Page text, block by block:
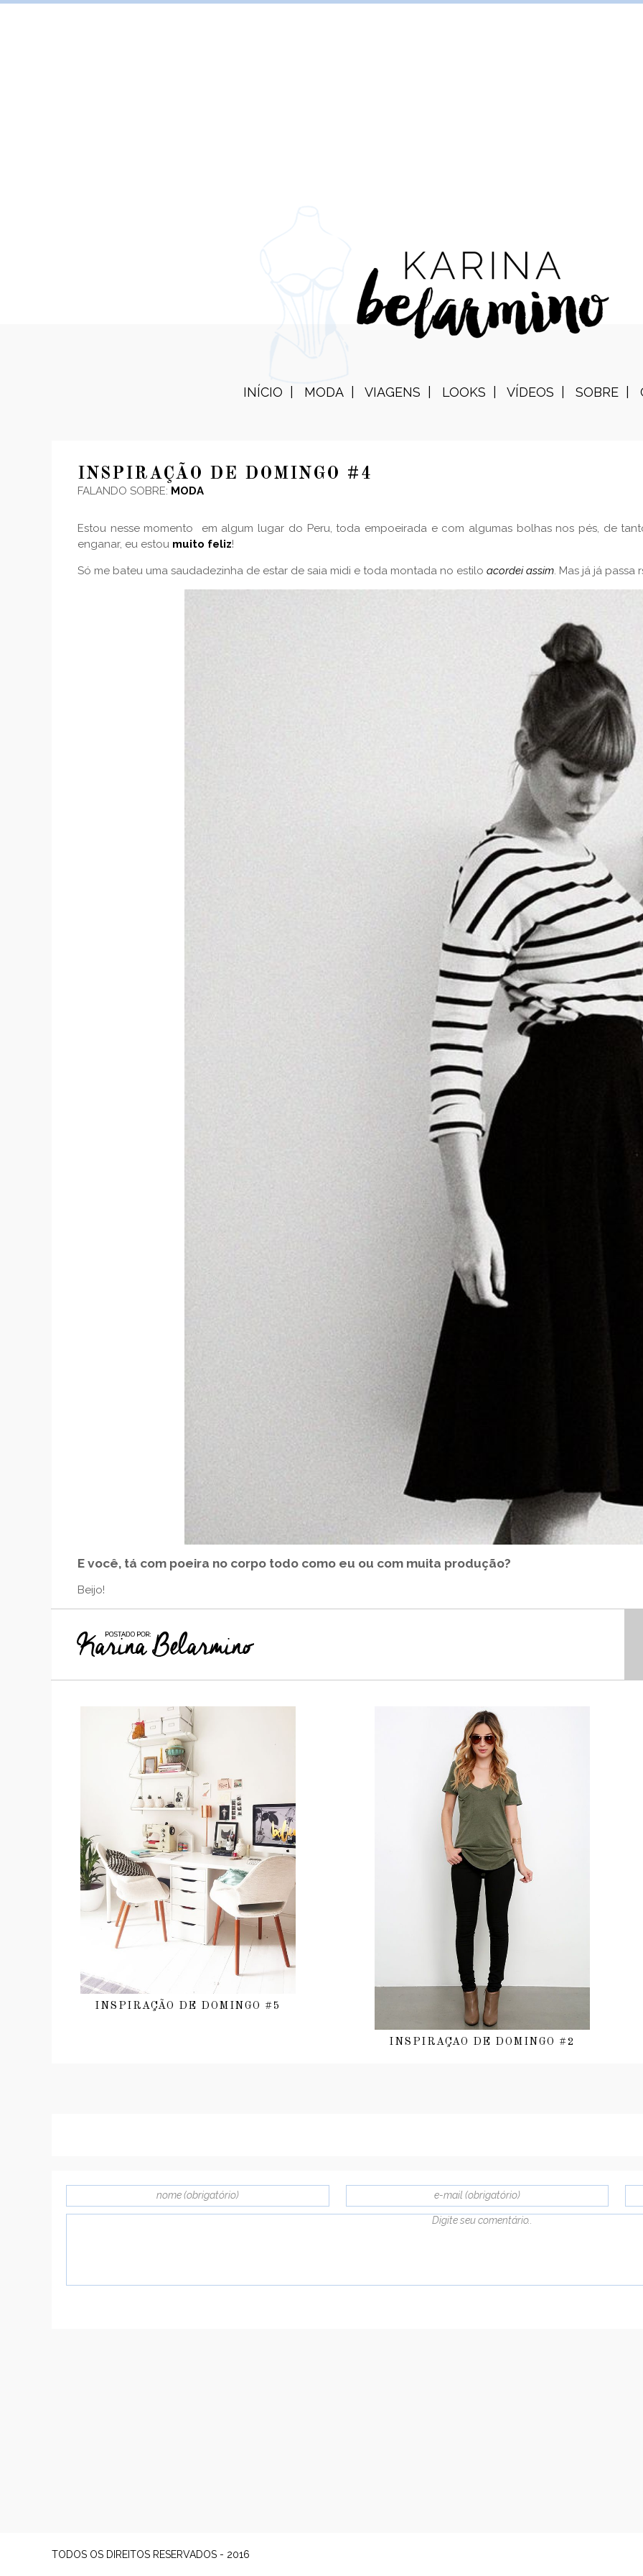
INÍCIO MODA VIAGENS LOOKS VÍDEOS SOBRE
INSPIRAÇÃO DE DOMINGO #4
FALANDO SOBRE: MODA
Estou nesse momento em algum lugar do Peru, toda empoeirada e com algumas bolhas nos pés, de
enganar, eu estou muito feliz!
Só me bateu uma saudadezinha de estar de saia midi e toda montada no estilo acordei assim. Mas já já passa
E você, tá com poeira no corpo todo como eu ou com muita produção?
Beijo!
INSPIRAÇÃO DE DOMINGO #5
INSPIRAÇAO DE DOMINGO #2
TODOS OS DIREITOS RESERVADOS - 2016